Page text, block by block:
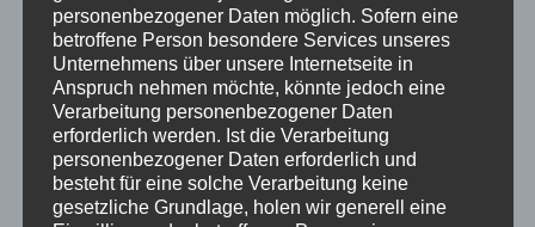
Dann lade ich dich herzlich in die Facebook-Gruppe
„Kündigung – die Chance zur Freiheit“ ein. Dort
tauschen wir uns darüber aus, wie man wieder lieben
lernt, was man tut, und wie man dem emotionalen
Stillstand entkommen kann. Es ist Zeit, der Stille eine
Stimme zu geben und das Leben zurückzugewinnen.
Sei dabei und finde deinen Weg aus der Stille.
personenbezogener Daten möglich. Sofern eine
betroffene Person besondere Services unseres
Unternehmens über unsere Internetseite in
Anspruch nehmen möchte, könnte jedoch eine
Verarbeitung personenbezogener Daten
erforderlich werden. Ist die Verarbeitung
personenbezogener Daten erforderlich und
besteht für eine solche Verarbeitung keine
gesetzliche Grundlage, holen wir generell eine